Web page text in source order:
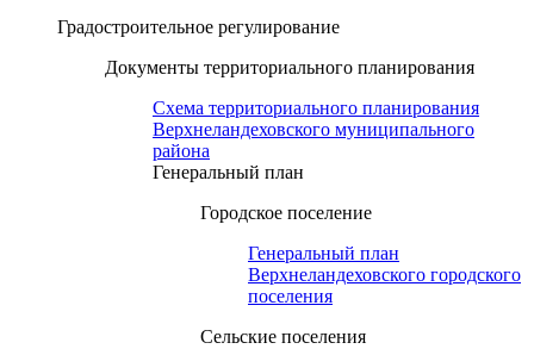
Градостроительное регулирование
Документы территориального планирования
Схема территориального планирования
Верхнеландеховского муниципального
района
Генеральный план
Городское поселение
Генеральный план
Верхнеландеховского городского
поселения
Сельские поселения